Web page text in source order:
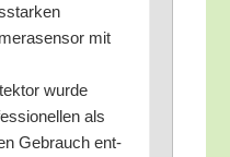
mit
wur­de
als
Gebrauch ent­